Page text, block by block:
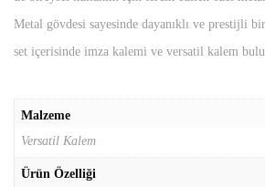
Metal gövdesi sayesinde dayanıklı ve prestijli
set içerisinde imza kalemi ve versatil kalem
Kalemlerin rengi
metal gövdeli kalem baskısız olarak
tasarımıyla dikkat çeker. Şimdi daha fazla
Malzeme
Versatil Kalem
Ürün Özelliği